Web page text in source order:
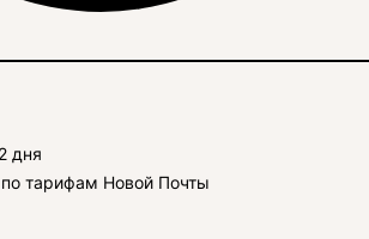
дня
тарифам Новой Почты